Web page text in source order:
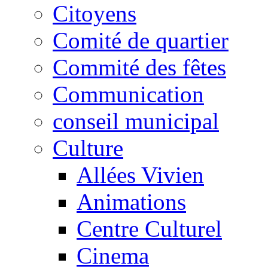
Citoyens
Comité de quartier
Commité des fêtes
Communication
conseil municipal
Culture
Allées Vivien
Animations
Centre Culturel
Cinema